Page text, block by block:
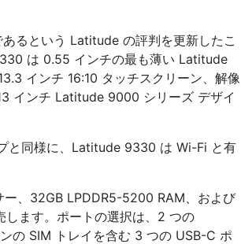
るという Latitude の評判を更新したこ
は 0.55 インチの最も薄い Latitude
インチ 16:10 タッチスクリーン、解像
インチ Latitude 9000 シリーズ デザイ
と同様に、Latitude 9330 は Wi-Fi と有
、32GB LPDDR5-5200 RAM、および
ます。ポートの選択は、2 つの
の SIM トレイを含む 3 つの USB-C ポ